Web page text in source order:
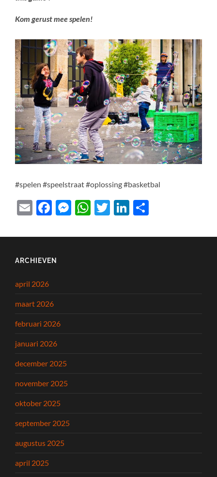
Kom gerust mee spelen!
#spelen #speelstraat #oplossing #basketbal
EmailFacebook
Messenger
WhatsApp
TwitterLinkedIn
ARCHIEVEN
april 2026
maart 2026
februari 2026
januari 2026
december 2025
november 2025
oktober 2025
september 2025
augustus 2025
april 2025